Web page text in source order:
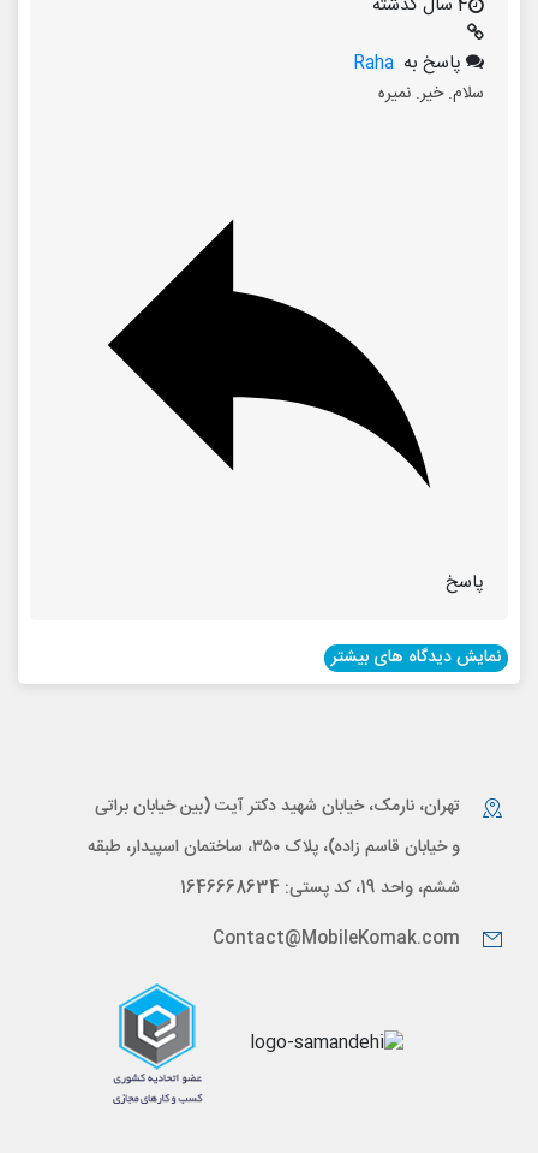
پاسخ به Raha
سلام. خیر. نمیره
پاسخ
نمایش دیدگاه های بیشتر
تهران، نارمک، خیابان شهید دکتر آیت (بین خیابان براتی
و خیابان قاسم زاده)، پلاک ۳۵۰، ساختمان اسپیدار، طبقه
ششم، واحد 19، کد پستی: 1646668634
Contact@MobileKomak.com